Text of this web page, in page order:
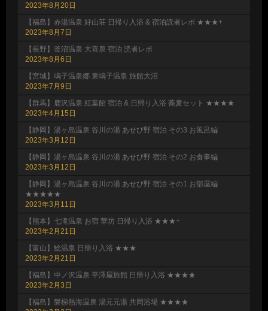
2023年8月20日
【福島】赤湯温泉 好山荘 日帰り入浴 & 宿泊読者レポ ★★★+
2023年8月7日
【長野】釜沼温泉 大喜泉 宿泊 読者レポ
2023年8月6日
【宮城】鳴子温泉郷 東鳴子温泉 旅館大沼
2023年7月9日
【群馬】鹿沢温泉 紅葉館 宿泊 & 日帰り入浴 蕎麦セット ★★★★
2023年4月15日
【静岡】湯ヶ島温泉 谷川の湯 あせび野 宿泊 その3 お風呂編
2023年3月12日
【静岡】湯ヶ島温泉 谷川の湯 あせび野 宿泊 その2 お食事編
2023年3月12日
【静岡】湯ヶ島温泉 谷川の湯 あせび野 宿泊 その1 お部屋編
★★★★★
2023年3月11日
【熊本】七滝温泉 お宿 華坊 日帰り入浴 ★★★+
2023年2月21日
【富山】鯰温泉 日帰り入浴 ★★★
2023年2月21日
【福島】中ノ沢温泉 平澤屋旅館 日帰り入浴 ★★★★
2023年2月3日
【福島】磐梯熱海温泉 湯元元湯 共同浴場 ★★★★